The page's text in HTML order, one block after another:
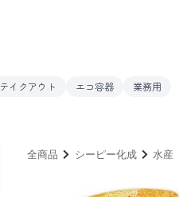
テイクアウト エコ容器 業務用
全商品 シーピー化成 水産